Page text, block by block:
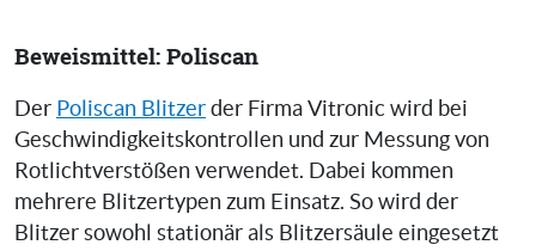
Beweismittel: Poliscan
Der Poliscan Blitzer der Firma Vitronic wird bei
Geschwindigkeitskontrollen und zur Messung von
Rotlichtverstößen verwendet. Dabei kommen
mehrere Blitzertypen zum Einsatz. So wird der
Blitzer sowohl stationär als Blitzersäule eingesetzt